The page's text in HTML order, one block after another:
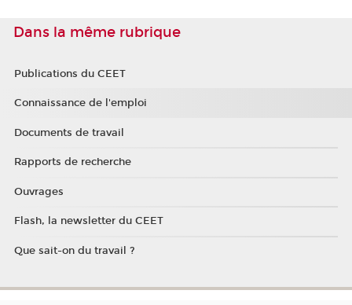
Dans la même rubrique
Publications du CEET
Connaissance de l'emploi
Documents de travail
Rapports de recherche
Ouvrages
Flash, la newsletter du CEET
Que sait-on du travail ?